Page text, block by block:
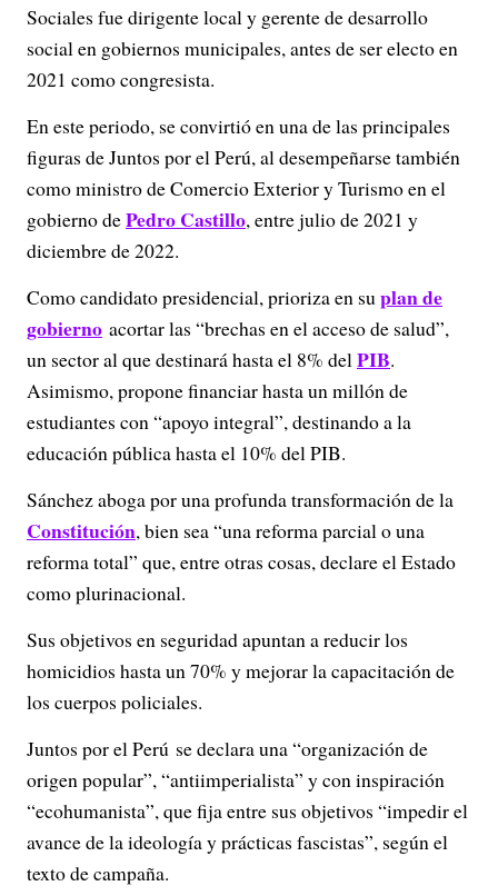
Sociales fue dirigente local y gerente de desarrollo
social en gobiernos municipales, antes de ser electo en
2021 como congresista.
En este periodo, se convirtió en una de las principales
figuras de Juntos por el Perú, al desempeñarse también
como ministro de Comercio Exterior y Turismo en el
gobierno dePedro Castillo, entre julio de 2021 y
diciembre de 2022.
Como candidato presidencial, prioriza en suplan de
gobierno acortar las “brechas en el acceso de salud”,
un sector al que destinará hasta el 8% delPIB.
Asimismo, propone financiar hasta un millón de
estudiantes con “apoyo integral”, destinando a la
educación pública hasta el 10% del PIB.
Sánchez aboga por una profunda transformación de la
Constitución, bien sea “una reforma parcial o una
reforma total” que, entre otras cosas, declare el Estado
como plurinacional.
Sus objetivos en seguridad apuntan a reducir los
homicidios hasta un 70% y mejorar la capacitación de
los cuerpos policiales.
Juntos por el Perú se declara una “organización de
origen popular”, “antiimperialista” y con inspiración
“ecohumanista”, que fija entre sus objetivos “impedir el
avance de la ideología y prácticas fascistas”, según el
texto de campaña.